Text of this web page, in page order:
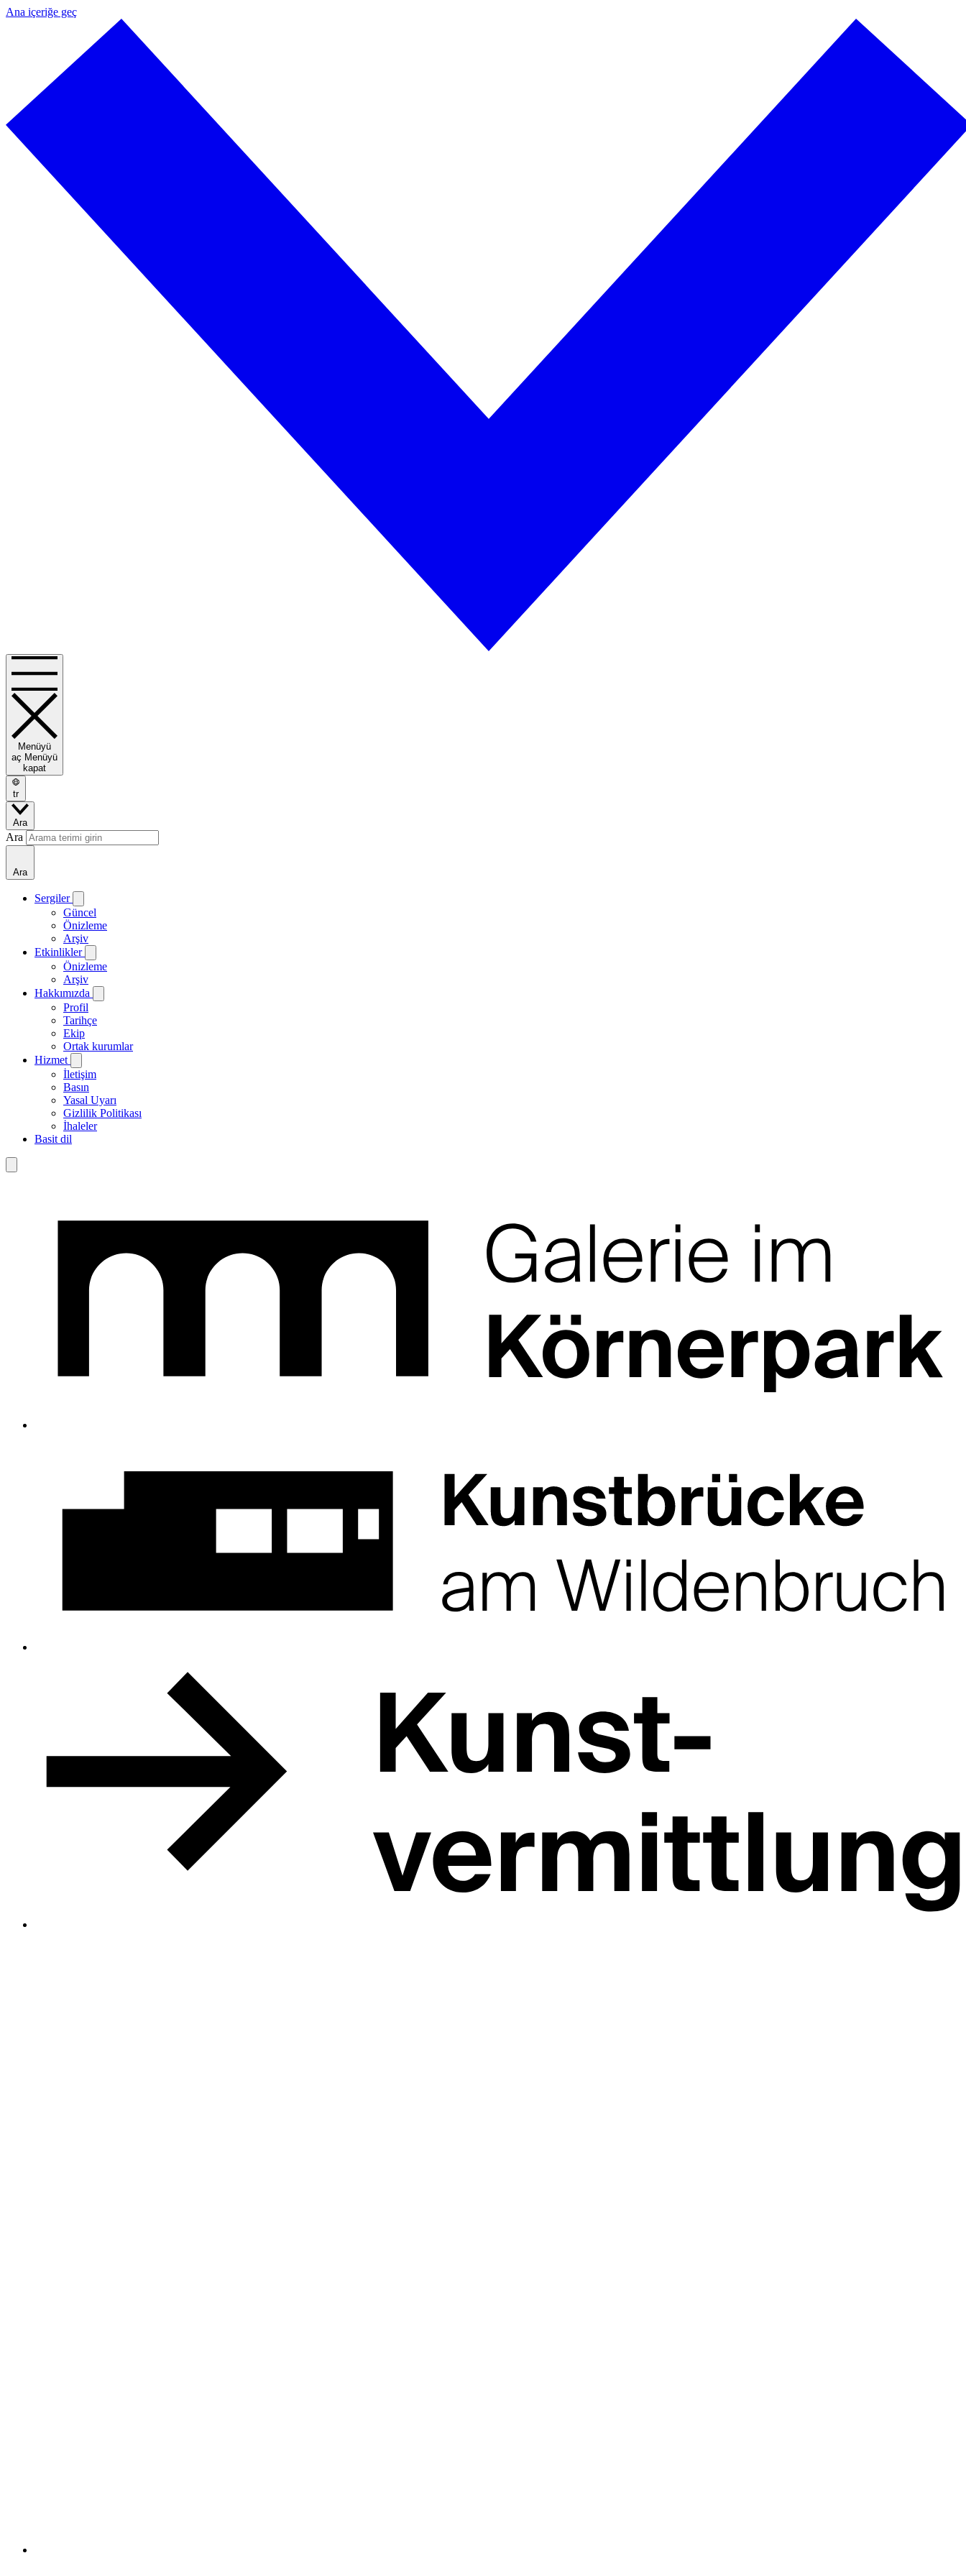
Ana içeriğe geç
Menüyü
aç Menüyü
kapat
tr
Ara
Ara
Ara
Sergiler
Güncel
Önizleme
Arşiv
Etkinlikler
Önizleme
Arşiv
Hakkımızda
Profil
Tarihçe
Ekip
Ortak kurumlar
Hizmet
İletişim
Basın
Yasal Uyarı
Gizlilik Politikası
İhaleler
Basit dil